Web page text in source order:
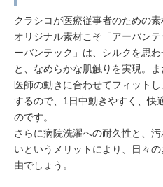
クラシコが医療従事者のための
オリジナル素材こそ「アーバン
ーバンテック」は、シルクを思
と、なめらかな肌触りを実現。
医師の動きに合わせてフィット
するので、1日中動きやすく、快
のです。
さらに病院洗濯への耐久性と、
いというメリットにより、日々
由でしょう。